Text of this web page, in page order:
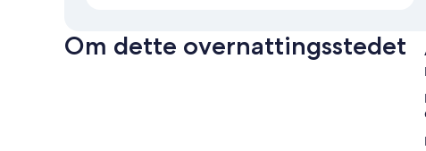
Om dette overnattingsstedet